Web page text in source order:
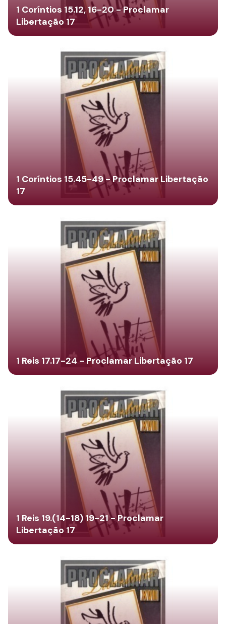
1 Coríntios 15.12, 16-20 - Proclamar
Libertação 17
1 Coríntios 15.45-49 - Proclamar Libertação
17
1 Reis 17.17-24 - Proclamar Libertação 17
1 Reis 19.(14-18) 19-21 - Proclamar
Libertação 17